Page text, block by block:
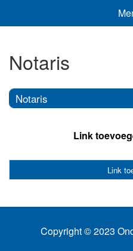
Notaris
Notaris
Link
Link
Copyright © 2023